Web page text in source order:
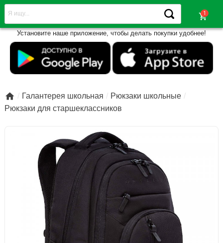
shopping_cart
Установите наше приложение, чтобы делать покупки удобнее!
 Галантерея школьная
Рюкзаки школьные
Рюкзаки для старшеклассников